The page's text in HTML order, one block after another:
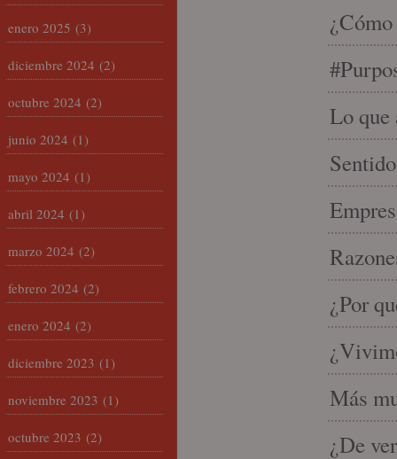
Lo que
¿Por
Más
¿De
enero 2025 (3)
diciembre 2024 (2)
octubre 2024 (2)
junio 2024 (1)
mayo 2024 (1)
abril 2024 (1)
marzo 2024 (2)
febrero 2024 (2)
enero 2024 (2)
diciembre 2023 (1)
noviembre 2023 (1)
octubre 2023 (2)